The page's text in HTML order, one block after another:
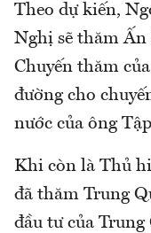
Theo dự kiến,
Nghị sẽ thăm Ấn
Chuyến thăm
đường cho
nước của ông
Khi còn là Thủ
đã thăm Trung
đầu tư của